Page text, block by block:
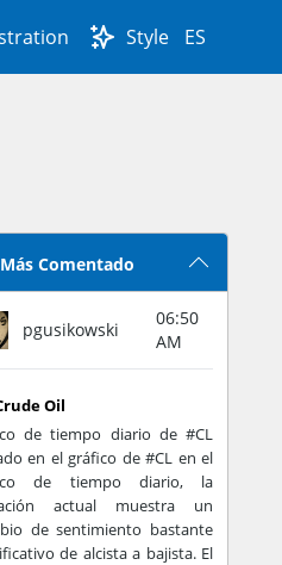
Style ES
Comentado
pgusikowski
06:50
AM
Oil
de tiempo diario de #CL
en el gráfico de #CL en el
de tiempo diario, la
actual muestra un
de sentimiento bastante
de alcista a bajista. El